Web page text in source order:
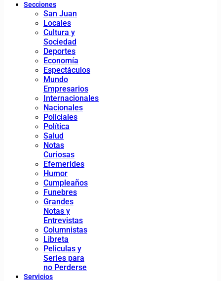
Secciones
San Juan
Locales
Cultura y
Sociedad
Deportes
Economía
Espectáculos
Mundo
Empresarios
Internacionales
Nacionales
Policiales
Política
Salud
Notas
Curiosas
Efemerides
Humor
Cumpleaños
Funebres
Grandes
Notas y
Entrevistas
Columnistas
Libreta
Peliculas y
Series para
no Perderse
Servicios